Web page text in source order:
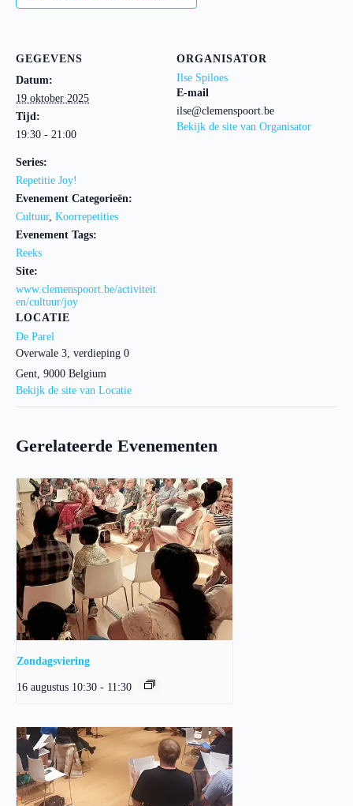
GEGEVENS
Datum:
19 oktober 2025
Tijd:
19:30 - 21:00
Series:
Repetitie Joy!
Evenement Categorieën:
Cultuur, Koorrepetities
Evenement Tags:
Reeks
Site:
www.clemenspoort.be/activiteit
en/cultuur/joy
LOCATIE
De Parel
Overwale 3, verdieping 0
Gent 9000 Belgium
Bekijk de site van Locatie
ORGANISATOR
Ilse Spiloes
E-mail
ilse@clemenspoort.be
Bekijk de site van Organisator
Gerelateerde Evenementen
Zondagsviering
16 augustus 10:30 - 11:30